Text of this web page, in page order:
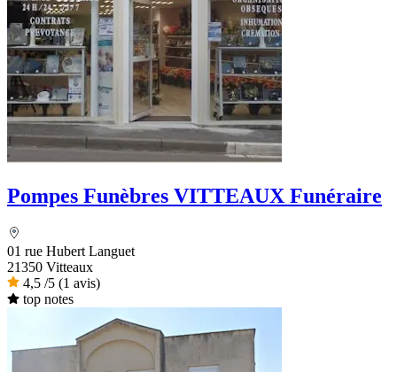
Pompes Funèbres VITTEAUX Funéraire
01 rue Hubert Languet
21350 Vitteaux
4,5 /5 (1 avis)
top notes